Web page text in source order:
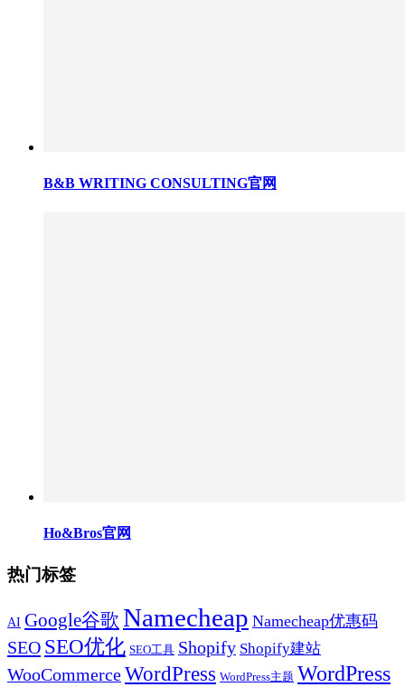
B&B WRITING CONSULTING官网
Ho&Bros官网
热门标签
AI Google谷歌 Namecheap Namecheap优惠码
SEO SEO优化 SEO工具 Shopify Shopify建站
WooCommerceWordPress WordPress主题 WordPress